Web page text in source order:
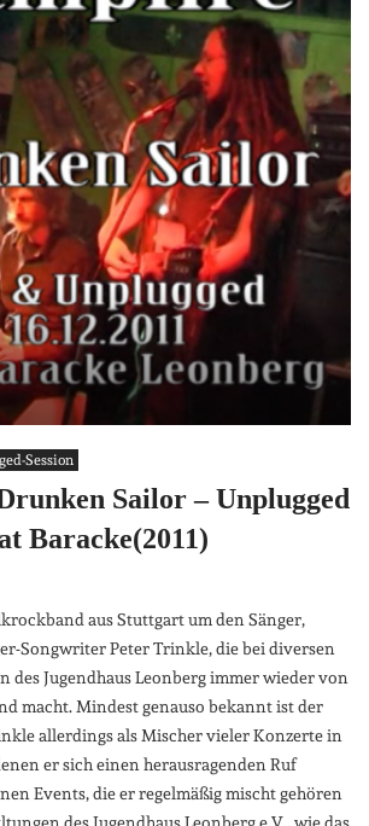
Session
Sailor – Unplugged
Baracke(2011)
aus Stuttgart um den Sänger,
Songwriter Peter Trinkle, die bei diversen
des Jugendhaus Leonberg immer wieder von
macht. Mindest genauso bekannt ist der
allerdings als Mischer vieler Konzerte in
er sich einen herausragenden Ruf
Events, die er regelmäßig mischt gehören
des Jugendhaus Leonberg e.V., wie das